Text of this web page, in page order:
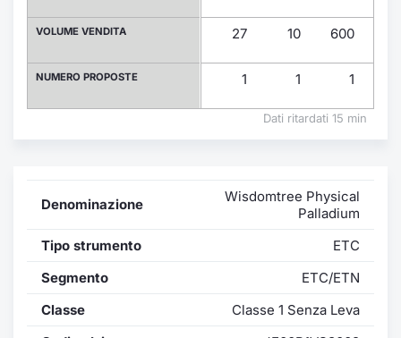
VOLUME VENDITA
NUMERO PROPOSTE
27
1
10
1
600
1
Dati ritardati 15 min
Denominazione
Wisdomtree Physical
Palladium
Tipo strumento
ETC
Segmento
ETC/ETN
Classe
Classe 1 Senza Leva
Avvisi
Market